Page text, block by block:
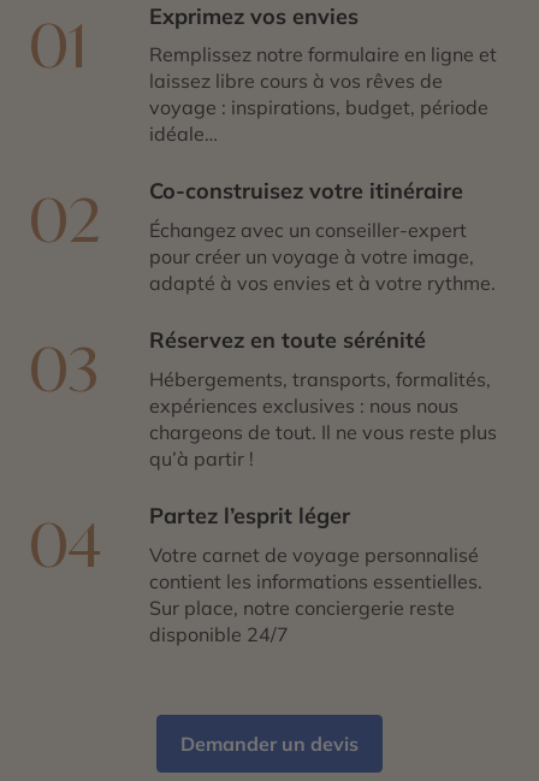
01 Exprimez vos envies
Remplissez notre formulaire en ligne et
laissez libre cours à vos rêves de
voyage : inspirations, budget, période
idéale…
02 Co-construisez votre itinéraire
Échangez avec un conseiller-expert
pour créer un voyage à votre image,
adapté à vos envies et à votre rythme.
03 Réservez en toute sérénité
Hébergements, transports, formalités,
expériences exclusives : nous nous
chargeons de tout. Il ne vous reste plus
qu’à partir !
04 Partez l’esprit léger
Votre carnet de voyage personnalisé
contient les informations essentielles.
Sur place, notre conciergerie reste
disponible 24/7
Demander un devis